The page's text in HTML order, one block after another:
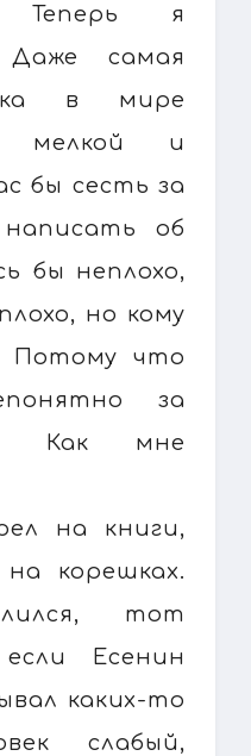
Теперь я
самая
в мире
мелкой и
бы сесть за
об
бы неплохо,
но кому
Потому что
за
Как мне
на книги,
корешках.
тот
Есенин
каких-то
слабый,